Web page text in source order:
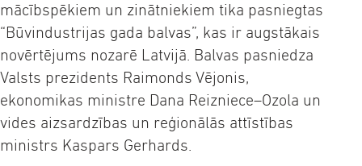
mācībspēkiem un zinātniekiem tika pasniegtas
“Būvindustrijas gada balvas”, kas ir augstākais
novērtējums nozarē Latvijā. Balvas pasniedza
Valsts prezidents Raimonds Vējonis,
ekonomikas ministre Dana Reizniece–Ozola un
vides aizsardzības un reģionālās attīstības
ministrs Kaspars Gerhards.